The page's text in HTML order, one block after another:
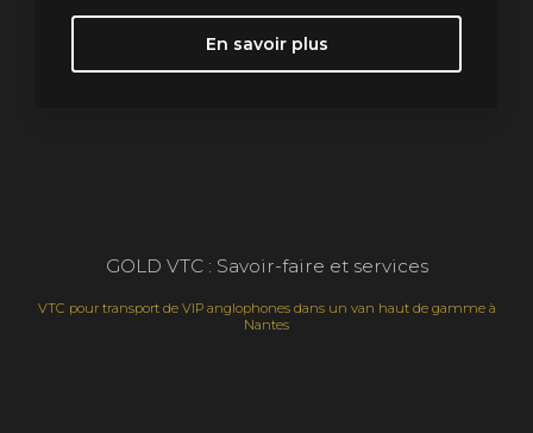
En savoir plus
GOLD VTC : Savoir-faire et services
VTC pour transport de VIP anglophones dans un van haut de gamme à
Nantes